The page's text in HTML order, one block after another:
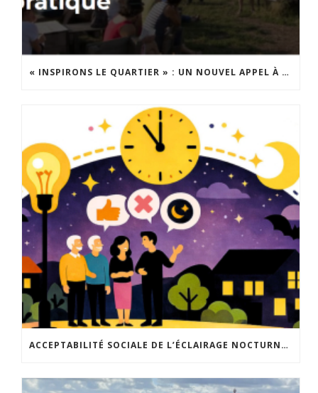
« INSPIRONS LE QUARTIER » : UN NOUVEL APPEL À PROJETS EST LANCÉ !
ACCEPTABILITÉ SOCIALE DE L’ÉCLAIRAGE NOCTURNE : LE REPLAY EST DISPONIBLE